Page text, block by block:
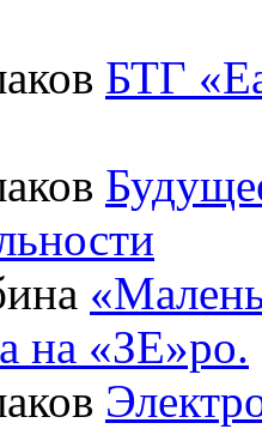
БТГ
на «ЗЕ»ро.